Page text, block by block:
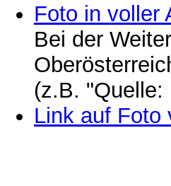
Foto in voller
Bei der
(z.B. "Quelle:
Link auf Foto